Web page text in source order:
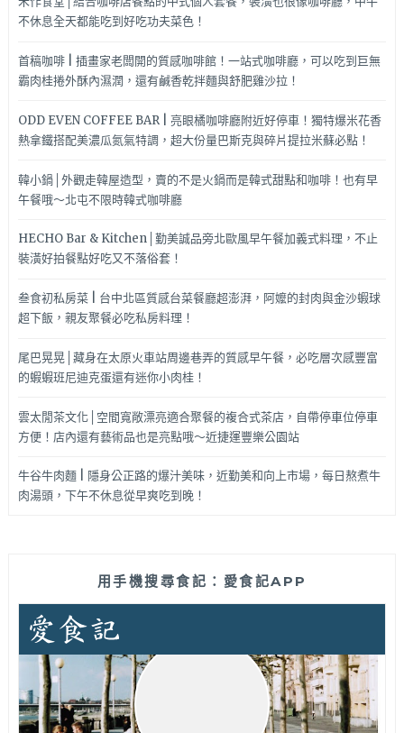
不休息全天都能吃到好吃功夫菜色！
首稿咖啡 | 插畫家老闆開的質感咖啡館！一站式咖啡廳，可以吃到巨無
霸肉桂捲外酥內濕潤，還有鹹香乾拌麵與舒肥雞沙拉！
ODD EVEN COFFEE BAR | 亮眼橘咖啡廳附近好停車！獨特爆米花香
熱拿鐵搭配美濃瓜氮氣特調，超大份量巴斯克與碎片提拉米蘇必點！
韓小鍋│外觀走韓屋造型，賣的不是火鍋而是韓式甜點和咖啡！也有早
午餐哦～北屯不限時韓式咖啡廳
HECHO Bar & Kitchen│勤美誠品旁北歐風早午餐加義式料理，不止
裝潢好拍餐點好吃又不落俗套！
叁食初私房菜 | 台中北區質感台菜餐廳超澎湃，阿嬤的封肉與金沙蝦球
超下飯，親友聚餐必吃私房料理！
尾巴晃晃│藏身在太原火車站周邊巷弄的質感早午餐，必吃層次感豐富
的蝦蝦班尼迪克蛋還有迷你小肉桂！
雲太閒茶文化│空間寬敞漂亮適合聚餐的複合式茶店，自帶停車位停車
方便！店內還有藝術品也是亮點哦～近捷運豐樂公園站
牛谷牛肉麵 | 隱身公正路的爆汁美味，近勤美和向上市場，每日熬煮牛
肉湯頭，下午不休息從早爽吃到晚！
用手機搜尋食記：愛食記APP